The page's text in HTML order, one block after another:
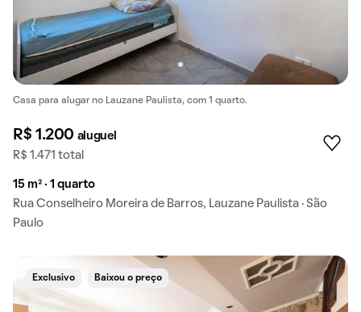
Casa para alugar no Lauzane Paulista, com 1 quarto.
R$ 1.200 aluguel
R$ 1.471 total
15 m² · 1 quarto
Rua Conselheiro Moreira de Barros, Lauzane Paulista · São
Paulo
Exclusivo Baixou o preço